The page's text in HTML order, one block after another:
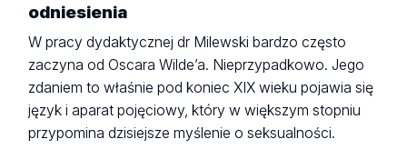
odniesienia
W pracy dydaktycznej dr Milewski bardzo często
zaczyna od Oscara Wilde’a. Nieprzypadkowo. Jego
zdaniem to właśnie pod koniec XIX wieku pojawia się
język i aparat pojęciowy, który w większym stopniu
przypomina dzisiejsze myślenie o seksualności.